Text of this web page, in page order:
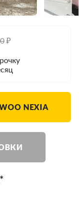
₽
NEXIA